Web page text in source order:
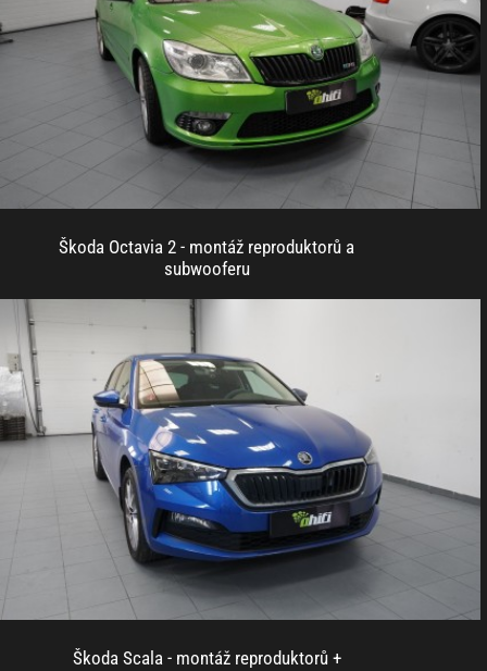
Škoda Octavia 2 - montáž reproduktorů a
subwooferu
Škoda Scala - montáž reproduktorů +